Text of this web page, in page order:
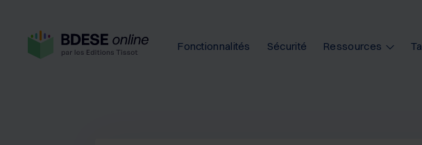
Fonctionnalités Sécurité Ressources